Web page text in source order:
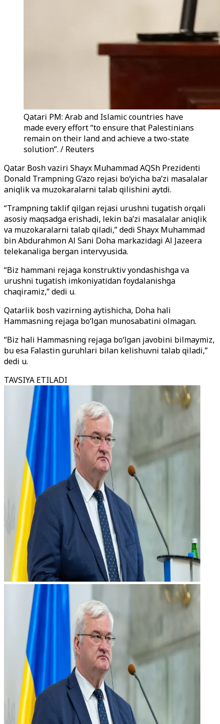
Qatari PM: Arab and Islamic countries have
made every effort “to ensure that Palestinians
remain on their land and achieve a two-state
solution”. / Reuters
Qatar Bosh vaziri Shayx Muhammad AQSh Prezidenti
Donald Trampning G‘azo rejasi bo‘yicha ba’zi masalalar
aniqlik va muzokaralarni talab qilishini aytdi.
“Trampning taklif qilgan rejasi urushni tugatish orqali
asosiy maqsadga erishadi, lekin ba’zi masalalar aniqlik
va muzokaralarni talab qiladi,” dedi Shayx Muhammad
bin Abdurahmon Al Sani Doha markazidagi Al Jazeera
telekanaliga bergan intervyusida.
“Biz hammani rejaga konstruktiv yondashishga va
urushni tugatish imkoniyatidan foydalanishga
chaqiramiz,” dedi u.
Qatarlik bosh vazirning aytishicha, Doha hali
Hammasning rejaga bo‘lgan munosabatini olmagan.
“Biz hali Hammasning rejaga bo‘lgan javobini bilmaymiz,
bu esa Falastin guruhlari bilan kelishuvni talab qiladi,”
dedi u.
TAVSIYA ETILADI